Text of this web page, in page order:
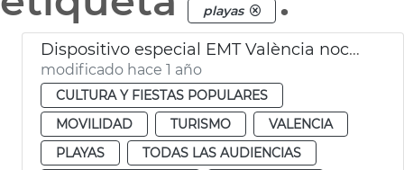
playas
Dispositivo especial EMT València noche San Juan
modificado hace 1 año
CULTURA Y FIESTAS POPULARES
MOVILIDAD
TURISMO
VALENCIA
PLAYAS
TODAS LAS AUDIENCIAS